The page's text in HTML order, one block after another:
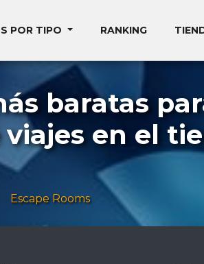
POR TIPO RANKING
baratas
en el
Escape Rooms